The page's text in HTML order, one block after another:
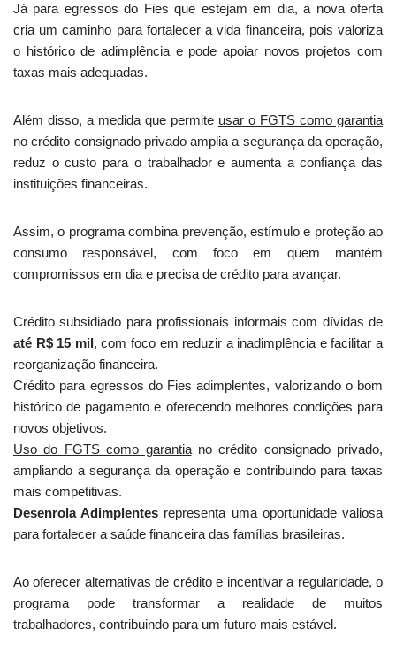
Já para egressos do Fies que estejam em dia, a nova oferta
cria um caminho para fortalecer a vida financeira, pois valoriza
o histórico de adimplência e pode apoiar novos projetos com
taxas mais adequadas.
Além disso, a medida que permite usar o FGTS como garantia
no crédito consignado privado amplia a segurança da operação,
reduz o custo para o trabalhador e aumenta a confiança das
instituições financeiras.
Assim, o programa combina prevenção, estímulo e proteção ao
consumo responsável, com foco em quem mantém
compromissos em dia e precisa de crédito para avançar.
Crédito subsidiado para profissionais informais com dívidas de
até R$ 15 mil, com foco em reduzir a inadimplência e facilitar a
reorganização financeira.
Crédito para egressos do Fies adimplentes, valorizando o bom
histórico de pagamento e oferecendo melhores condições para
novos objetivos.
Uso do FGTS como garantiano crédito consignado privado,
ampliando a segurança da operação e contribuindo para taxas
mais competitivas.
Desenrola Adimplentes representa uma oportunidade valiosa
para fortalecer a saúde financeira das famílias brasileiras.
Ao oferecer alternativas de crédito e incentivar a regularidade, o
programa pode transformar a realidade de muitos
trabalhadores, contribuindo para um futuro mais estável.